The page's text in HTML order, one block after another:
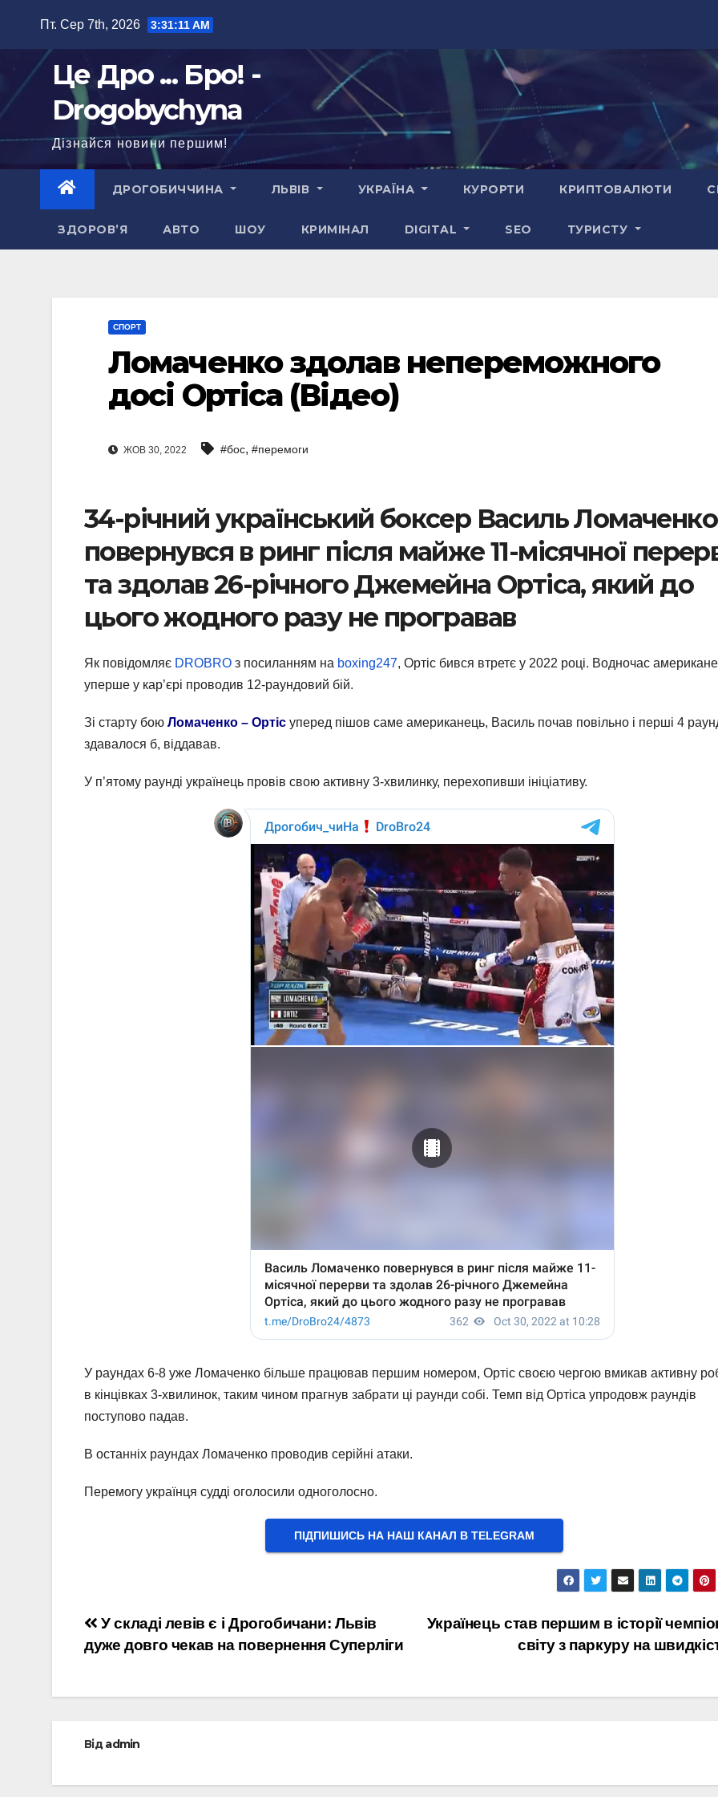
Пт. Сер 7th, 2026 3:31:13 AM
Це Дро ... Бро! -
Drogobychyna
Дізнайся новини першим!
ДРОГОБИЧЧИНА ЛЬВІВ УКРАЇНА КУРОРТИ КРИПТОВАЛЮТИ
ЗДОРОВ’Я АВТО ШОУ КРИМІНАЛ DIGITAL SEO ТУРИСТУ
СПОРТ
Ломаченко здолав непереможного
досі Ортіса (Відео)
ЖОВ 30, 2022 #бос, #перемоги
34-річний український боксер Василь Ломаченко
повернувся в ринг після майже 11-місячної
та здолав 26-річного Джемейна Ортіса, який до
цього жодного разу не програвав
Як повідомляє DROBRO з посиланням на boxing247, Ортіс бився втретє у 2022 році. Водночас
уперше у кар’єрі проводив 12-раундовий бій.
Зі старту бою Ломаченко – Ортіс уперед пішов саме американець, Василь почав повільно і перші 4
здавалося б, віддавав.
У п’ятому раунді українець провів свою активну 3-хвилинку, перехопивши ініціативу.
У раундах 6-8 уже Ломаченко більше працював першим номером, Ортіс своєю чергою вмикав активну
в кінцівках 3-хвилинок, таким чином прагнув забрати ці раунди собі. Темп від Ортіса упродовж раундів
поступово падав.
В останніх раундах Ломаченко проводив серійні атаки.
Перемогу українця судді оголосили одноголосно.
ПІДПИШИСЬ НА НАШ КАНАЛ В ТELEGRAM
Навігація
записів
Українець став першим в історії
світу з паркуру на
У складі левів є і Дрогобичани: Львів
дуже довго чекав на повернення Суперліги
Відadmin